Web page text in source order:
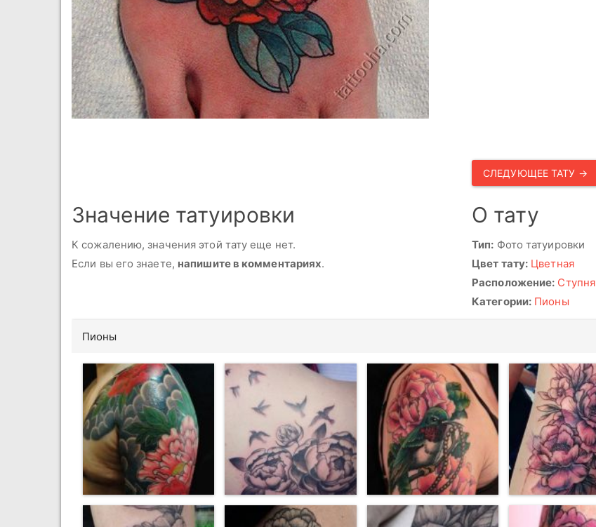
СЛЕДУЮЩЕЕ ТАТУ →
Значение татуировки
К сожалению, значения этой тату еще нет.
Если вы его знаете, напишите в комментариях.
О тату
Тип: Фото татуировки
Цвет тату: Цветная
Расположение: Ступня
Категории: Пионы
Пионы